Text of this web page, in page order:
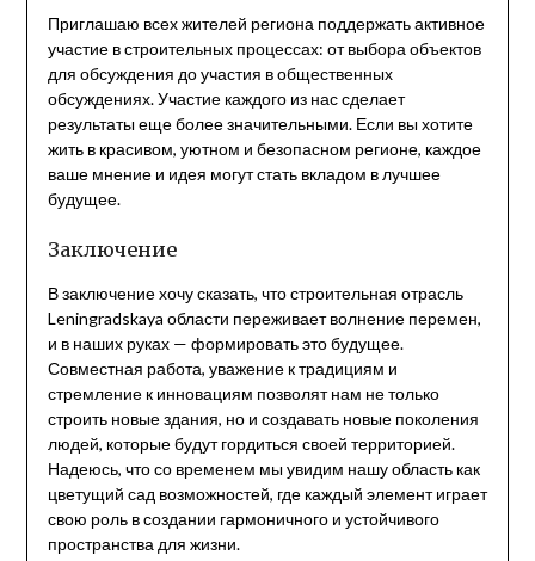
Приглашаю всех жителей региона поддержать активное
участие в строительных процессах: от выбора объектов
для обсуждения до участия в общественных
обсуждениях. Участие каждого из нас сделает
результаты еще более значительными. Если вы хотите
жить в красивом, уютном и безопасном регионе, каждое
ваше мнение и идея могут стать вкладом в лучшее
будущее.
Заключение
В заключение хочу сказать, что строительная отрасль
Leningradskaya области переживает волнение перемен,
и в наших руках — формировать это будущее.
Совместная работа, уважение к традициям и
стремление к инновациям позволят нам не только
строить новые здания, но и создавать новые поколения
людей, которые будут гордиться своей территорией.
Надеюсь, что со временем мы увидим нашу область как
цветущий сад возможностей, где каждый элемент играет
свою роль в создании гармоничного и устойчивого
пространства для жизни.